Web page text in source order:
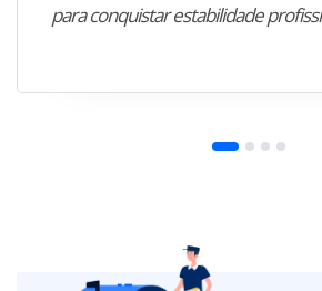
para conquistar estabilidade